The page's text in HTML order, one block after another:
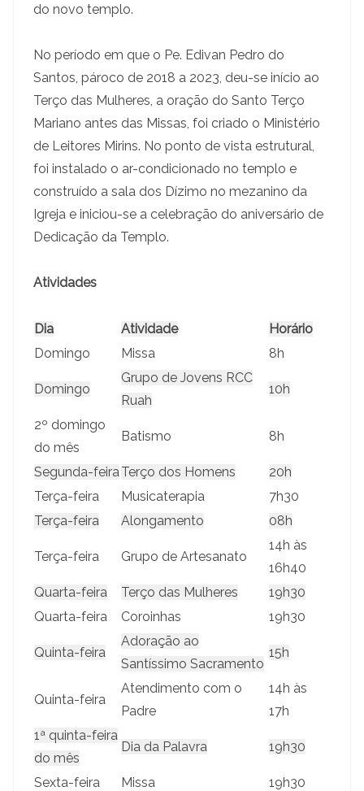
do novo templo.
No período em que o Pe. Edivan Pedro do
Santos, pároco de 2018 a 2023, deu-se início ao
Terço das Mulheres, a oração do Santo Terço
Mariano antes das Missas, foi criado o Ministério
de Leitores Mirins. No ponto de vista estrutural,
foi instalado o ar-condicionado no templo e
construído a sala dos Dízimo no mezanino da
Igreja e iniciou-se a celebração do aniversário de
Dedicação da Templo.
Atividades
Dia Atividade
Horário
Domingo
Missa 8h
Domingo
Grupo de Jovens RCC
Ruah
10h
2º domingo
do mês
Batismo 8h
Segunda-feira Terço dos Homens
20h
Terça-feira
Musicaterapia
7h30
Terça-feira
Alongamento 08h
Terça-feira Grupo de Artesanato
14h às
16h40
Quarta-feira
Terço das Mulheres
19h30
Quarta-feira
Coroinhas 19h30
Quinta-feira
Adoração ao
Santíssimo Sacramento
15h
Quinta-feira
Atendimento com o
Padre
14h às
17h
1ª quinta-feira
do mês
Dia da Palavra 19h30
Sexta-feira Missa 19h30